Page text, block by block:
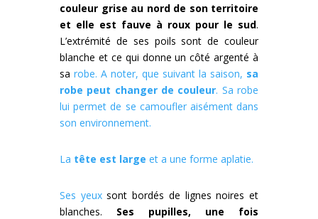
couleur grise au nord de son territoire
et elle est fauve à roux pour le sud.
L’extrémité de ses poils sont de couleur
blanche et ce qui donne un côté argenté à
sa robe. A noter, que suivant la saison, sa
robe peut changer de couleur. Sa robe
lui permet de se camoufler aisément dans
son environnement.
La tête est large et a une forme aplatie.
Ses yeuxsont bordés de lignes noires et
blanches. Ses pupilles, une fois